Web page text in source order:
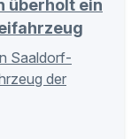
überholt ein
Saaldorf-
der